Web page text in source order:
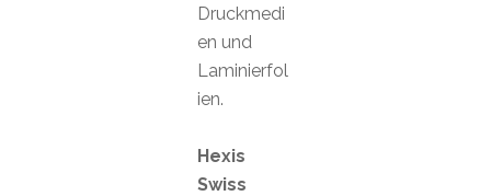
Druckmedi
en und
Laminierfol
ien.
Hexis
Swiss